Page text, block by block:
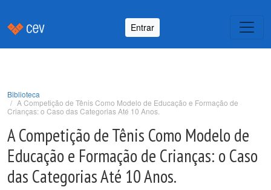
Entrar
Biblioteca
A Competição de Tênis Como Modelo de Educação e Formação de
Crianças: o Caso das Categorias Até 10 Anos.
A Competição de Tênis Como Modelo de
Educação e Formação de Crianças: o Caso
das Categorias Até 10 Anos.